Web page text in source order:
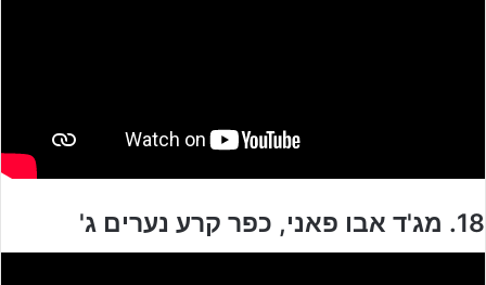
18. מג'ד אבו פאני, כפר קרע נערים ג'